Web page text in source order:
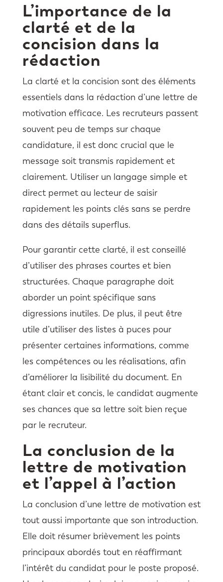
L’importance de la
clarté et de la
concision dans la
rédaction
La clarté et la concision sont des éléments
essentiels dans la rédaction d’une lettre de
motivation efficace. Les recruteurs passent
souvent peu de temps sur chaque
candidature, il est donc crucial que le
message soit transmis rapidement et
clairement. Utiliser un langage simple et
direct permet au lecteur de saisir
rapidement les points clés sans se perdre
dans des détails superflus.
Pour garantir cette clarté, il est conseillé
d’utiliser des phrases courtes et bien
structurées. Chaque paragraphe doit
aborder un point spécifique sans
digressions inutiles. De plus, il peut être
utile d’utiliser des listes à puces pour
présenter certaines informations, comme
les compétences ou les réalisations, afin
d’améliorer la lisibilité du document. En
étant clair et concis, le candidat augmente
ses chances que sa lettre soit bien reçue
par le recruteur.
La conclusion de la
lettre de motivation
et l’appel à l’action
La conclusion d’une lettre de motivation est
tout aussi importante que son introduction.
Elle doit résumer brièvement les points
principaux abordés tout en réaffirmant
l’intérêt du candidat pour le poste proposé.